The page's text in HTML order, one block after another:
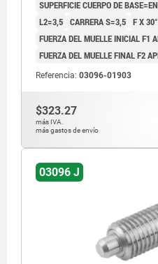
SUPERFICIE CUERPO DE
L2=3,5 CARRERA S=3,5 F X
FUERZA DEL MUELLE INICIAL F1
FUERZA DEL MUELLE FINAL F2
Referencia: 03096-01903
$323.27
más IVA.
más gastos de envío
03096 J